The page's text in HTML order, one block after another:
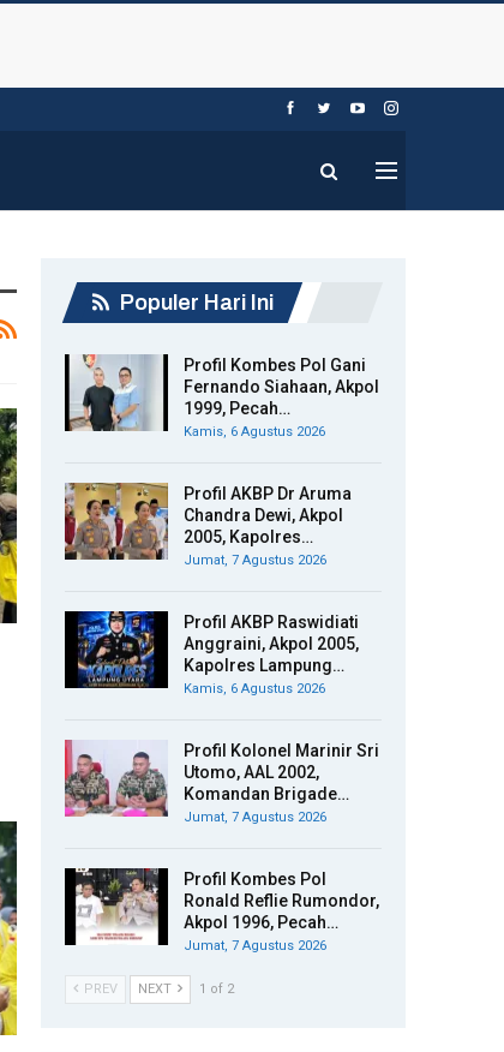
Populer Hari Ini
Profil Kombes Pol Gani
Fernando Siahaan, Akpol
1999, Pecah…
Kamis, 6 Agustus 2026
Profil AKBP Dr Aruma
Chandra Dewi, Akpol
2005, Kapolres…
Jumat, 7 Agustus 2026
Profil AKBP Raswidiati
Anggraini, Akpol 2005,
Kapolres Lampung…
Kamis, 6 Agustus 2026
Profil Kolonel Marinir Sri
Utomo, AAL 2002,
Komandan Brigade…
Jumat, 7 Agustus 2026
Profil Kombes Pol
Ronald Reflie Rumondor,
Akpol 1996, Pecah…
Jumat, 7 Agustus 2026
PREV NEXT 1 of 2